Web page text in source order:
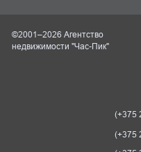
©2001–2026 Агентство
недвижимости "Час-Пик"
(+375
(+375